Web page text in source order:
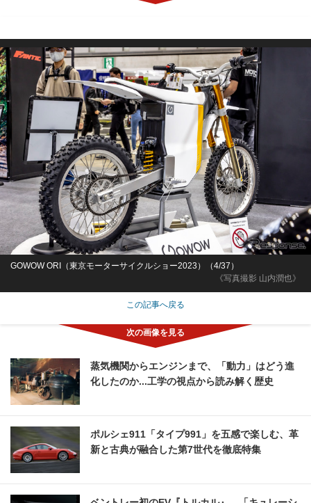
《写真撮影 山内潤也》
GOWOW ORI（東京モーターサイクルショー2023）（4/37）
この記事へ戻る
蒸気機関からエンジンまで、「動力」はどう進
化したのか...工学の視点から読み解く歴史
ポルシェ911「タイプ991」を五感で楽しむ、革
新と古典が融合した第7世代を徹底特集